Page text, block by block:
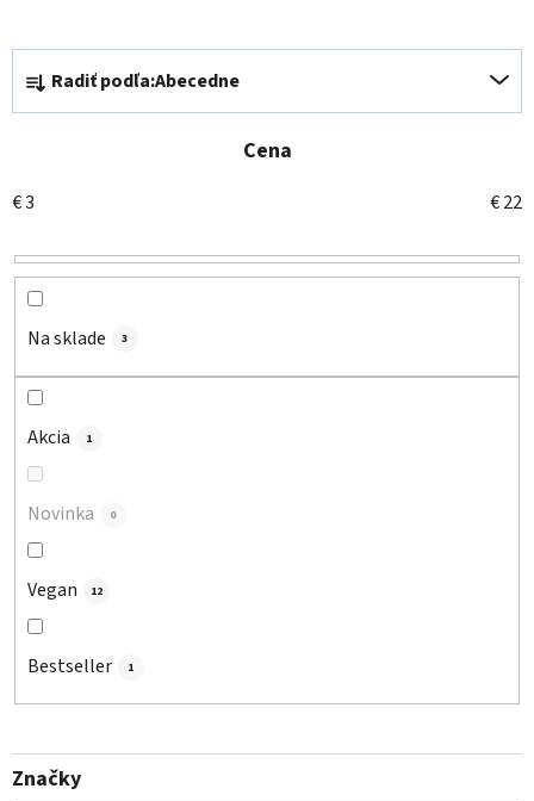
R
d
n
i
e
p
d
Radiť podľa:Abecedne
Cena
€3 €22
Na sklade 3
Akcia 1
Novinka 0
Vegan 12
Bestseller 1
Značky